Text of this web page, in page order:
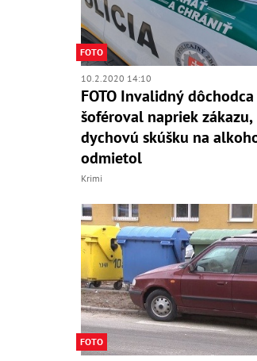
FOTO
10.2.2020 14:10
FOTO Invalidný dôchodca
šoféroval napriek zákazu,
dychovú skúšku na
odmietol
Krimi
FOTO